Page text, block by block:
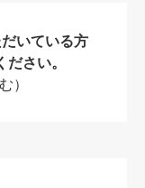
いている方
ださい。
）